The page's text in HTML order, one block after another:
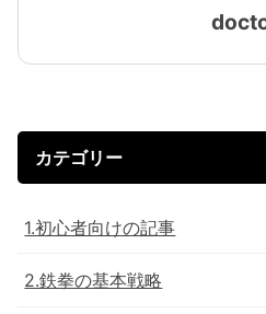
カテゴリー
1.初心者向けの記事
2.鉄拳の基本戦略